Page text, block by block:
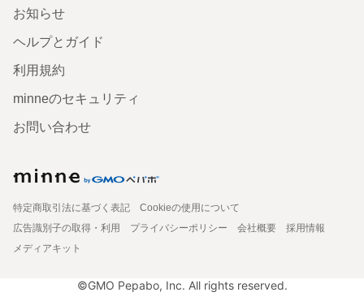
お知らせ
ヘルプとガイド
利用規約
minneのセキュリティ
お問い合わせ
特定商取引法に基づく表記
Cookieの使用について
広告識別子の取得・利用
プライバシーポリシー 会社概要
採用情報
メディアキット
©GMO Pepabo, Inc. All rights reserved.